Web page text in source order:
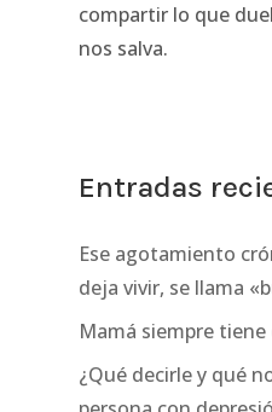
compartir lo que
nos salva.
Entradas
Ese agotamiento
deja vivir, se llama
Mamá siempre
¿Qué decirle y qué